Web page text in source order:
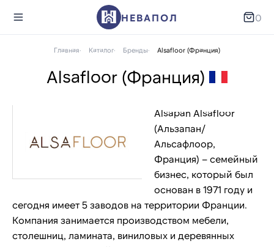
НЕВАПОЛ 0
Главная Каталог Бренды Alsafloor (Франция)
Alsafloor (Франция)
Alsapan Alsafloor
(Альзапан/
Альсафлоор,
Франция) – семейный
бизнес, который был
основан в 1971 году и
сегодня имеет 5 заводов на территории Франции.
Компания занимается производством мебели,
столешниц, ламината, виниловых и деревянных